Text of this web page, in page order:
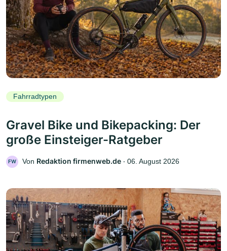
Fahrradtypen
Gravel Bike und Bikepacking: Der
große Einsteiger-Ratgeber
FW Von Redaktion firmenweb.de ‧ 06. August 2026